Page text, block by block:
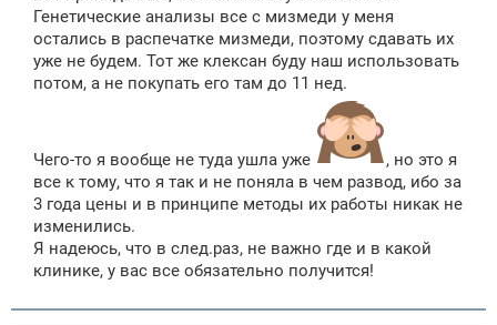
Генетические анализы все с мизмеди у меня
остались в распечатке мизмеди, поэтому сдавать их
уже не будем. Тот же клексан буду наш использовать
потом, а не покупать его там до 11 нед.
Чего-то я вообще не туда ушла уже
, но это я
все к тому, что я так и не поняла в чем развод, ибо за
3 года цены и в принципе методы их работы никак не
изменились.
Я надеюсь, что в след.раз, не важно где и в какой
клинике, у вас все обязательно получится!